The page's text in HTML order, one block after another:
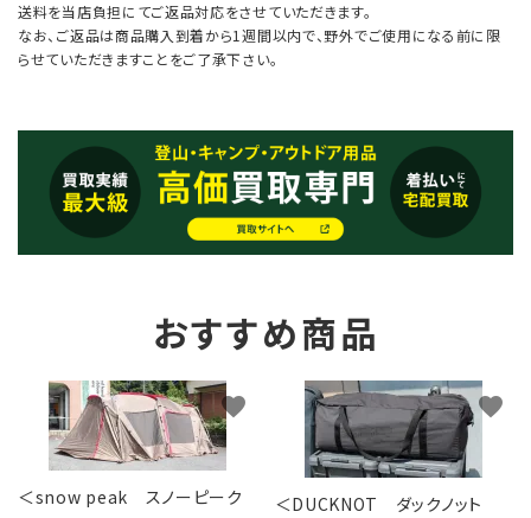
送料を当店負担にてご返品対応をさせていただきます。
なお、ご返品は商品購入到着から1週間以内で、野外でご使用になる前に限
らせていただきますことをご了承下さい。
おすすめ商品
＜snow peak スノーピーク
favorite
＜DUCKNOT ダックノット
favorite